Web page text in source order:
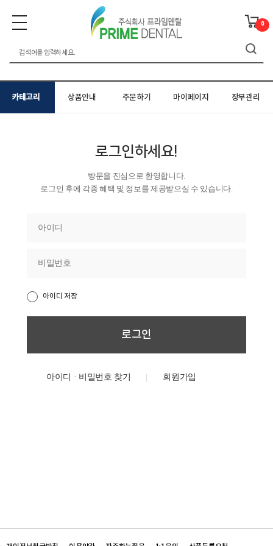
0
카테고리 상품안내 주문하기 마이페이지 장부관리
로그인하세요!
방문을 진심으로 환영합니다.
로그인 후에 각종 혜택 및 정보를 제공받으실 수 있습니다.
아이디 저장
아이디 · 비밀번호 찾기